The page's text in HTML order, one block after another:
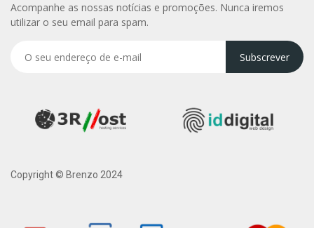
Acompanhe as nossas notícias e promoções. Nunca iremos
utilizar o seu email para spam.
Subscrever
Copyright © Brenzo 2024